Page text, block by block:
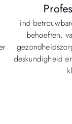
ind
behoeften,
deskundigheid